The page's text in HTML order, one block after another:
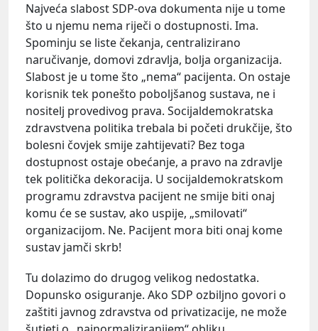
Najveća slabost SDP-ova dokumenta nije u tome
što u njemu nema riječi o dostupnosti. Ima.
Spominju se liste čekanja, centralizirano
naručivanje, domovi zdravlja, bolja organizacija.
Slabost je u tome što „nema“ pacijenta. On ostaje
korisnik tek ponešto poboljšanog sustava, ne i
nositelj provedivog prava. Socijaldemokratska
zdravstvena politika trebala bi početi drukčije, što
bolesni čovjek smije zahtijevati? Bez toga
dostupnost ostaje obećanje, a pravo na zdravlje
tek politička dekoracija. U socijaldemokratskom
programu zdravstva pacijent ne smije biti onaj
komu će se sustav, ako uspije, „smilovati“
organizacijom. Ne. Pacijent mora biti onaj kome
sustav jamči skrb!
Tu dolazimo do drugog velikog nedostatka.
Dopunsko osiguranje. Ako SDP ozbiljno govori o
zaštiti javnog zdravstva od privatizacije, ne može